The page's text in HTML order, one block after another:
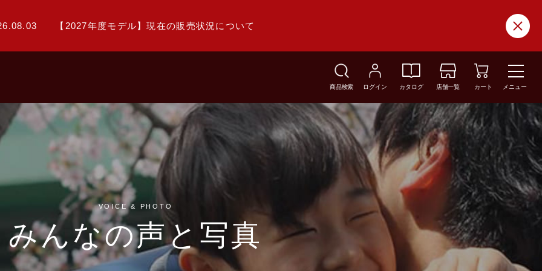
【2027年度モデル】現在の販売状況について
商品検索 ログイン カタログ 店舗一覧 カート メニュー
VOICE & PHOTO
みんなの声と写真